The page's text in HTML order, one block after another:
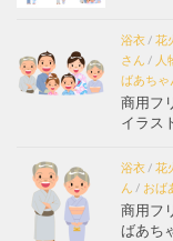
浴衣/ 花
さん / 人
ばあちゃ
商用フ
イラス
浴衣/ 花
ん / おば
商用フ
ばあち